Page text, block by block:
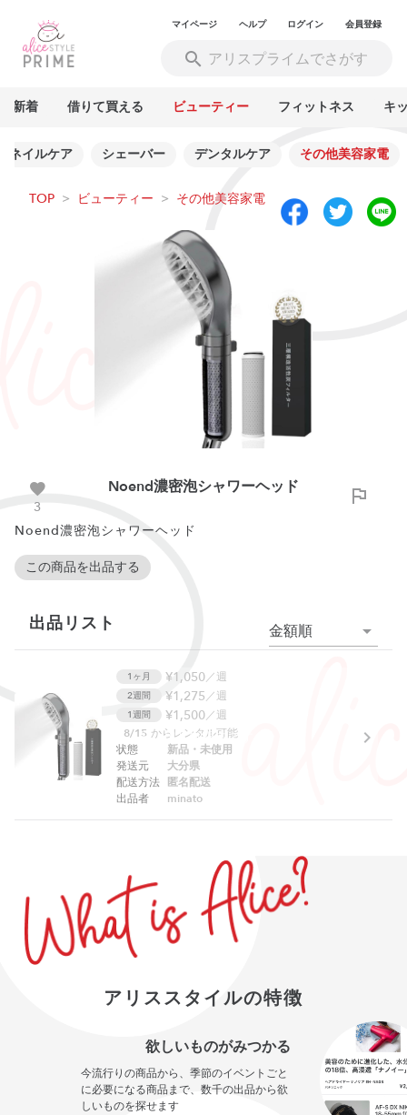
マイページ ヘルプ ログイン 会員登録
新着 借りて買える ビューティー フィットネス キ
ネイルケア シェーバー デンタルケア その他美容家電
TOP > ビューティー > その他美容家電
3
Noend濃密泡シャワーヘッド
Noend濃密泡シャワーヘッド
この商品を出品する
出品リスト 金額順
貸し出し制限中です
1ヶ月 ¥1,050／週
2週間 ¥1,275／週
1週間 ¥1,500／週
8/15 からレンタル可能
状態
発送元
配送方法
出品者
新品・未使用
大分県
匿名配送
minato
アリススタイルの特徴
欲しいものがみつかる
今流行りの商品から、季節のイベントごと
に必要になる商品まで、数千の出品から欲
しいものを探せます